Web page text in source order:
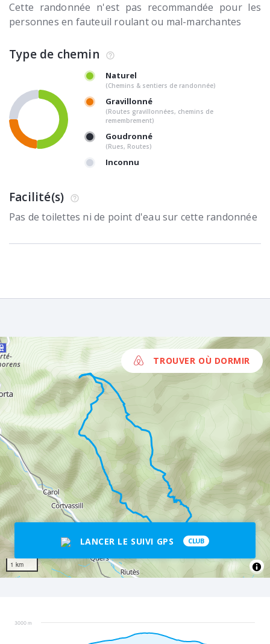
Cette randonnée n'est pas recommandée pour les
personnes en fauteuil roulant ou mal-marchantes
Type de chemin
Naturel
(Chemins & sentiers de randonnée)
Gravillonné
(Routes gravillonnées, chemins de
remembrement)
Goudronné
(Rues, Routes)
Inconnu
Facilité(s)
Pas de toilettes ni de point d'eau sur cette randonnée
1 km
TROUVER OÙ DORMIR
LANCER LE SUIVI GPS CLUB
3000 m